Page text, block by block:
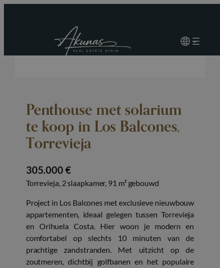
Penthouse met solarium
te koop in Los Balcones,
Torrevieja
305.000 €
Torrevieja, 2 slaapkamer, 91 m² gebouwd
Project in Los Balcones met exclusieve nieuwbouw
appartementen, ideaal gelegen tussen Torrevieja
en Orihuela Costa. Hier woon je modern en
comfortabel op slechts 10 minuten van de
prachtige zandstranden. Met uitzicht op de
zoutmeren, dichtbij golfbanen en het populaire